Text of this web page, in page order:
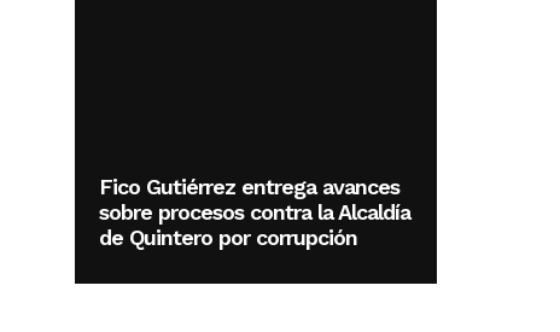
Fico Gutiérrez entrega avances
sobre procesos contra la Alcaldía
de Quintero por corrupción